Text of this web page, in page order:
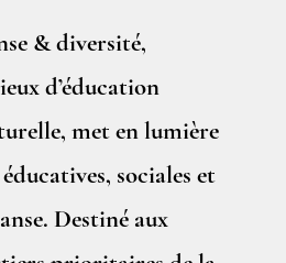
& diversité,
d’éducation
met en lumière
sociales et
Destiné aux